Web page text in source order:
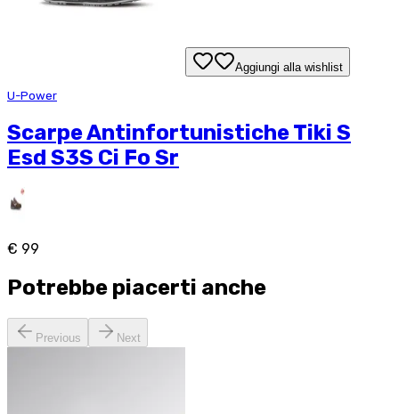
Aggiungi alla wishlist
U-Power
Scarpe Antinfortunistiche Tiki S
Esd S3S Ci Fo Sr
€ 99
Potrebbe piacerti anche
Previous Next